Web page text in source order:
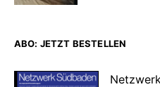
ABO: JETZT BESTELLEN